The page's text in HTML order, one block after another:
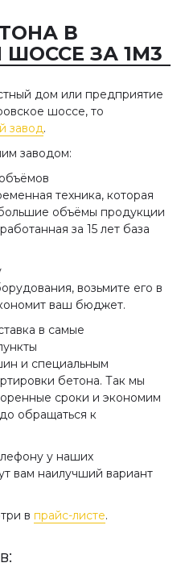
В
ЗА 1М3
дом или предприятие
шоссе, то
завод.
заводом:
техника, которая
объёмы продукции
за 15 лет база
возьмите его в
ваш бюджет.
в самые
и специальным
бетона. Так мы
сроки и экономим
обращаться к
у наших
вам наилучший вариант
в прайс-листе.